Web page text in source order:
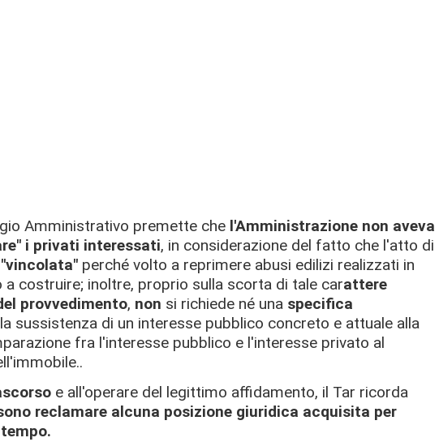
Amministrativo premette che l'Amministrazione non aveva
i privati interessati, in considerazione del fatto che l'atto di
perché volto a reprimere abusi edilizi realizzati in
costruire; inoltre, proprio sulla scorta di tale carattere
provvedimento, non si richiede né una specifica
sussistenza di un interesse pubblico concreto e attuale alla
fra l'interesse pubblico e l'interesse privato al
e all'operare del legittimo affidamento, il Tar ricorda
reclamare alcuna posizione giuridica acquisita per